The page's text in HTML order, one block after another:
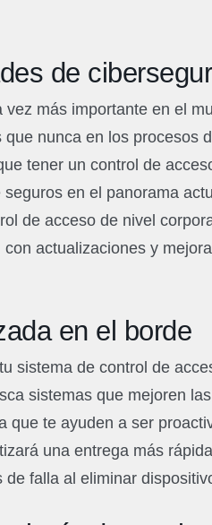
de
vez más importante en el
nunca en los procesos
tener un control de
en el panorama
de acceso de nivel
actualizaciones y
en el borde
sistema de control de
sistemas que mejoren
que te ayuden a ser
una entrega más
falla al eliminar